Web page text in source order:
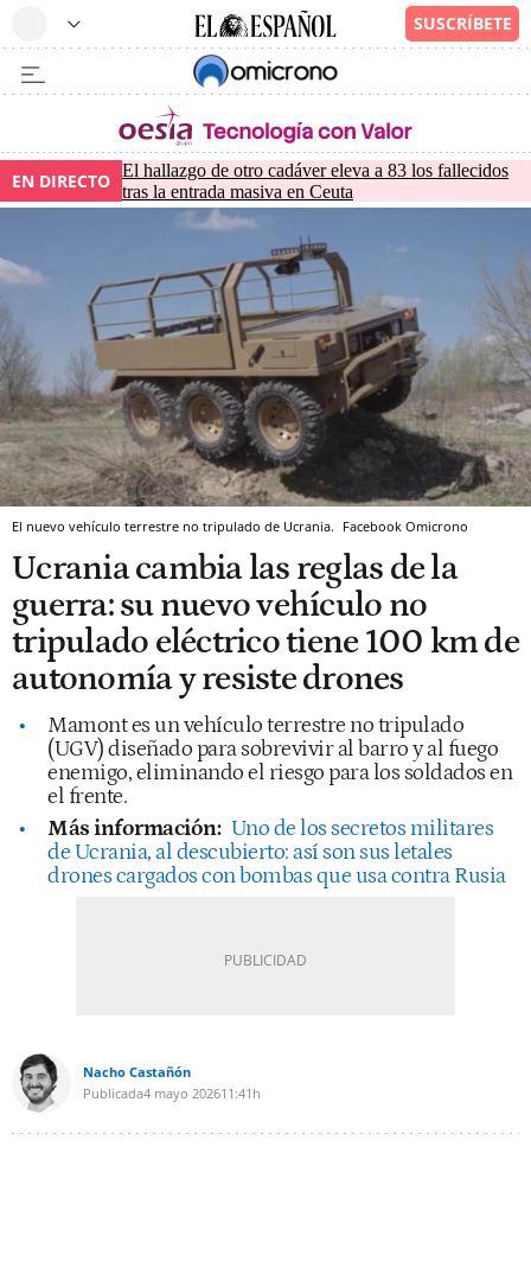
EN DIRECTO El hallazgo de otro cadáver eleva a 83 los fallecidos
tras la entrada masiva en Ceuta
El nuevo vehículo terrestre no tripulado de Ucrania. Facebook Omicrono
Ucrania cambia las reglas de la
guerra: su nuevo vehículo no
tripulado eléctrico tiene 100 km de
autonomía y resiste drones
Mamont es un vehículo terrestre no tripulado
(UGV) diseñado para sobrevivir al barro y al fuego
enemigo, eliminando el riesgo para los soldados en
el frente.
Más información: Uno de los secretos militares
de Ucrania, al descubierto: así son sus letales
drones cargados con bombas que usa contra Rusia
Nacho Castañón
Publicada4 mayo 202611:41h